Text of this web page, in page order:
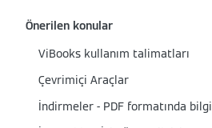
Önerilen konular
ViBooks kullanım talimatları
Çevrimiçi Araçlar
İndirmeler - PDF formatında bilgi